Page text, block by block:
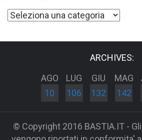
Categorie
ARCHIVES:
AGO
10
LUG
106
GIU
132
MAG
142
© Copyright 2016 BASTIA.IT -